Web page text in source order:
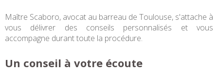
Maître Scaboro, avocat au barreau de Toulouse, s'attache à
vous délivrer des conseils personnalisés et vous
accompagne durant toute la procédure.
Un conseil à votre écoute